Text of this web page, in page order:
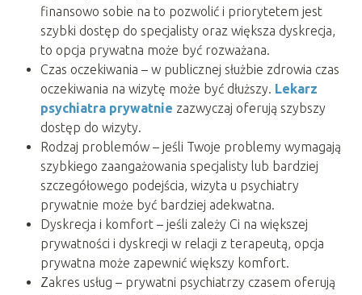
finansowo sobie na to pozwolić i priorytetem jest
szybki dostęp do specjalisty oraz większa dyskrecja,
to opcja prywatna może być rozważana.
Czas oczekiwania – w publicznej służbie zdrowia czas
oczekiwania na wizytę może być dłuższy. Lekarz
psychiatra prywatnie zazwyczaj oferują szybszy
dostęp do wizyty.
Rodzaj problemów – jeśli Twoje problemy wymagają
szybkiego zaangażowania specjalisty lub bardziej
szczegółowego podejścia, wizyta u psychiatry
prywatnie może być bardziej adekwatna.
Dyskrecja i komfort – jeśli zależy Ci na większej
prywatności i dyskrecji w relacji z terapeutą, opcja
prywatna może zapewnić większy komfort.
Zakres usług – prywatni psychiatrzy czasem oferują